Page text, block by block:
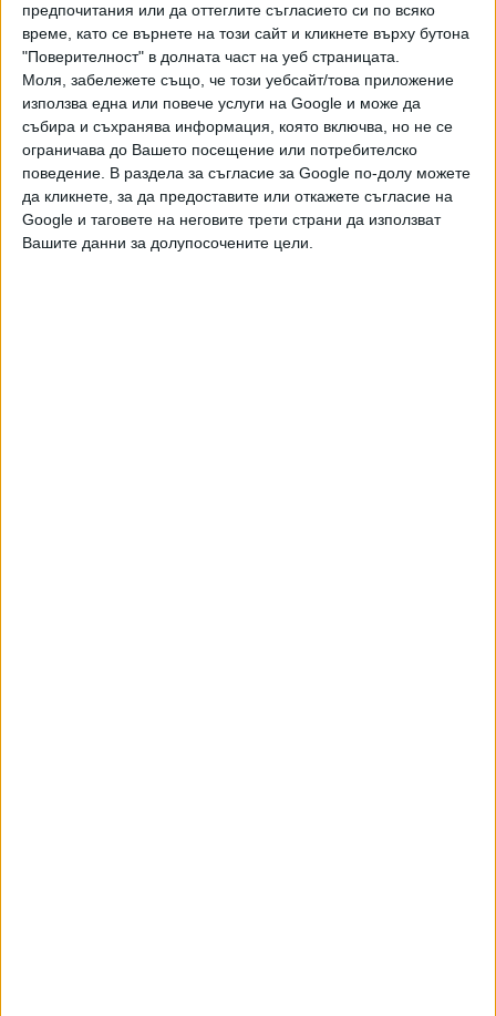
предпочитания или да оттеглите съгласието си по всяко
време, като се върнете на този сайт и кликнете върху бутона
"Поверителност" в долната част на уеб страницата.
Моля, забележете също, че този уебсайт/това приложение
използва една или повече услуги на Google и може да
събира и съхранява информация, която включва, но не се
ограничава до Вашето посещение или потребителско
поведение. В раздела за съгласие за Google по-долу можете
да кликнете, за да предоставите или откажете съгласие на
Google и таговете на неговите трети страни да използват
Вашите данни за долупосочените цели.
Последвайте ни и в
Ако искате да подкрепите независимата
и качествена журналистика в “Сега”,
можете да направите дарение през
PayPal
Ключови думи: Благомир Коцев,Варна,Баба Алино,незаконен